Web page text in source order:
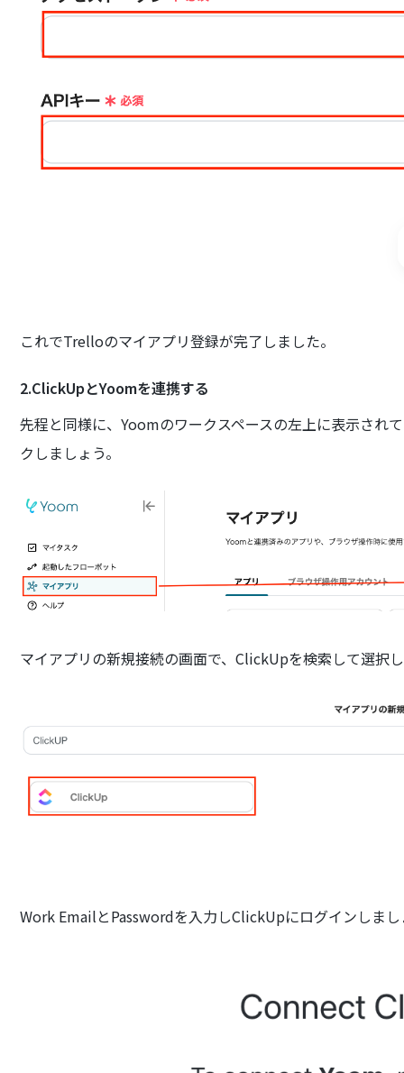
これでTrelloのマイアプリ登録が完了しました。
2.ClickUpとYoomを連携する
先程と同様に、Yoomのワークスペースの左上に表示さ
クしましょう。
マイアプリの新規接続の画面で、ClickUpを検索して選択
Work EmailとPasswordを入力しClickUpにログインしまし